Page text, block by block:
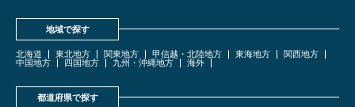
地域で探す
北海道 東北地方 関東地方 甲信越・北陸地方 東海地方
関西地方
中国地方
四国地方 九州・沖縄地方 海外
都道府県で探す